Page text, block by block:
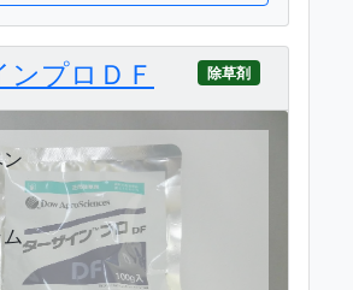
ンプロＤＦ 除草剤